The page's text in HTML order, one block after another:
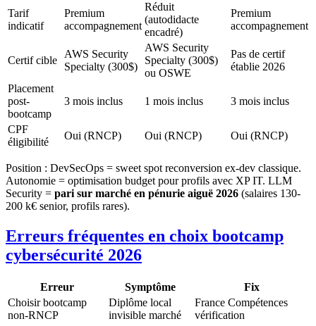
Tarif
indicatif
Premium
accompagnement
Réduit
(autodidacte
encadré)
Premium
accompagnement
Certif cible
AWS Security
Specialty (300$)
AWS Security
Specialty (300$)
ou OSWE
Pas de certif
établie 2026
Placement
post-
bootcamp
3 mois inclus 1 mois inclus 3 mois inclus
CPF
éligibilité
Oui (RNCP) Oui (RNCP) Oui (RNCP)
Position : DevSecOps = sweet spot reconversion ex-dev classique.
Autonomie = optimisation budget pour profils avec XP IT. LLM
Security = pari sur marché en pénurie aiguë 2026 (salaires 130-
200 k€ senior, profils rares).
Erreurs fréquentes en choix bootcamp
cybersécurité 2026
Erreur Symptôme
Fix
Choisir bootcamp
non-RNCP
Diplôme local
invisible marché
France Compétences
vérification